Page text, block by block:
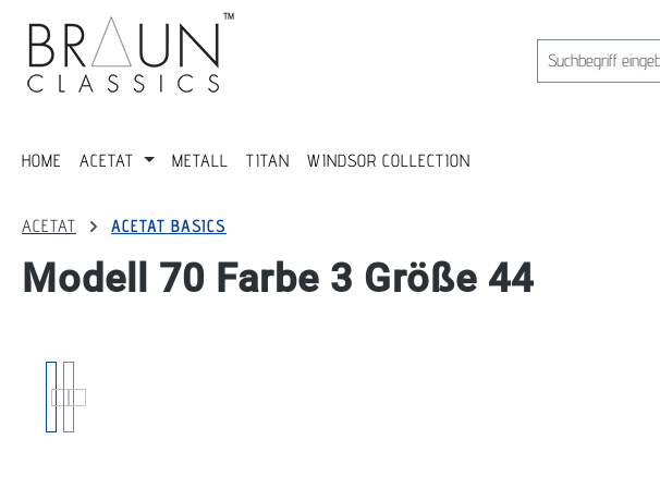
Zur Hauptnavigation springen
HOME ACETAT METALL TITAN WINDSOR COLLECTION
ACETAT ACETAT BASICS
Modell 70 Farbe 3 Größe 44